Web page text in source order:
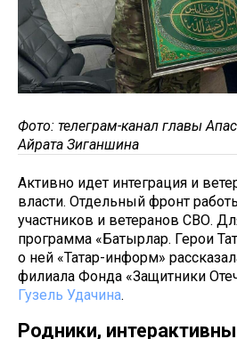
Фото: телеграм-канал главы
Айрата Зиганшина
Активно идет интеграция и
власти. Отдельный фронт
участников и ветеранов СВО.
программа «Батырлар. Герои
о ней «Татар-информ»
филиала Фонда «Защитники
Гузель Удачина.
Родники,